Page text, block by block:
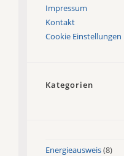
Impressum
Kontakt
Cookie Einstellungen
Kategorien
Energieausweis(8)